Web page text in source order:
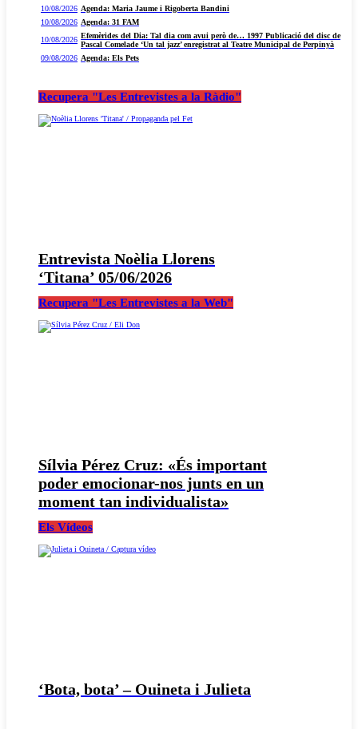
10/08/2026 Agenda: Maria Jaume i Rigoberta Bandini
10/08/2026 Agenda: 31 FAM
10/08/2026 Efemèrides del Dia: Tal dia com avui però de… 1997 Publicació del disc de
Pascal Comelade ‘Un tal jazz’ enregistrat al Teatre Municipal de Perpinyà
09/08/2026 Agenda: Els Pets
Recupera "Les Entrevistes a la Ràdio"
Entrevista Noèlia Llorens
‘Titana’ 05/06/2026
Recupera "Les Entrevistes a la Web"
Sílvia Pérez Cruz: «És important
poder emocionar-nos junts en un
moment tan individualista»
Els Vídeos
‘Bota, bota’ – Ouineta i Julieta